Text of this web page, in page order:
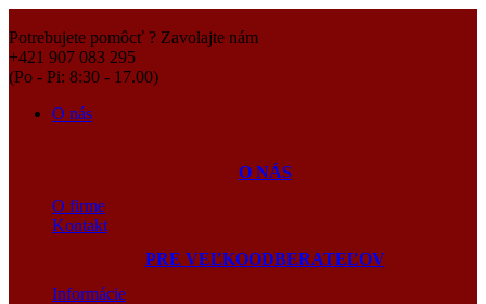
Potrebujete pomôcť ? Zavolajte nám
+421 907 083 295
(Po - Pi: 8:30 - 17.00)
O nás
O NÁS
O firme
Kontakt
PRE VEĽKOODBERATEĽOV
Informácie